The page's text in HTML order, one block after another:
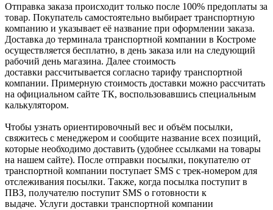
Отправка заказа происходит только после 100% предоплаты за
товар. Покупатель самостоятельно выбирает транспортную
компанию и указывает её название при оформлении заказа.
Доставка до терминала транспортной компании в Костроме
осуществляется бесплатно, в день заказа или на следующий
рабочий день магазина. Далее стоимость
доставки рассчитывается согласно тарифу транспортной
компании. Примерную стоимость доставки можно рассчитать
на официальном сайте ТК, воспользовавшись специальным
калькулятором.
Чтобы узнать ориентировочный вес и объём посылки,
свяжитесь с менеджером и сообщите название всех позиций,
которые необходимо доставить (удобнее ссылками на товары
на нашем сайте). После отправки посылки, покупателю от
транспортной компании поступает SMS с трек-номером для
отслеживания посылки. Также, когда посылка поступит в
ПВЗ, получателю поступит SMS о готовности к
выдаче. Услуги доставки транспортной компании